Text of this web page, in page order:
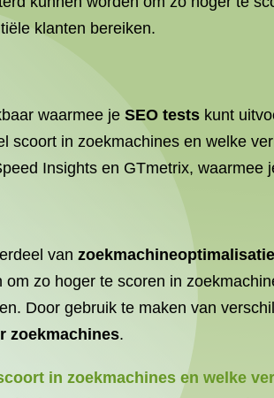
klanten bereiken.
waarmee je SEO tests kunt
scoort in zoekmachines en welke
Insights en GTmetrix,
van zoekmachineoptimalisatie
zo hoger te scoren in
Door gebruik te maken van
zoekmachines.
in zoekmachines en welke